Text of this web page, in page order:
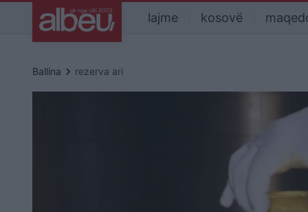
lajme kosovë
Ballina keyboard_arrow_right rezerva ari